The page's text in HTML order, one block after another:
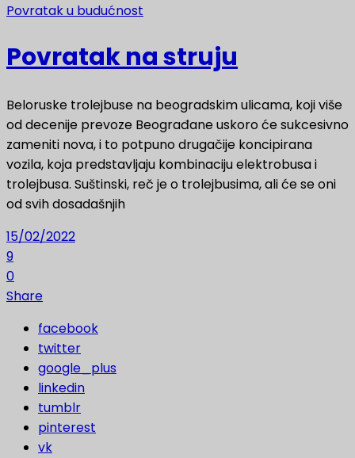
Povratak u budućnost
Povratak na struju
Beloruske trolejbuse na beogradskim ulicama, koji više
od decenije prevoze Beograđane uskoro će sukcesivno
zameniti nova, i to potpuno drugačije koncipirana
vozila, koja predstavljaju kombinaciju elektrobusa i
trolejbusa. Suštinski, reč je o trolejbusima, ali će se oni
od svih dosadašnjih
15/02/2022
9
0
Share
facebook
twitter
google_plus
linkedin
tumblr
pinterest
vk